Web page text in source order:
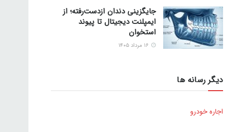
جایگزینی دندان ازدست‌رفته؛ از
ایمپلنت دیجیتال تا پیوند
استخوان
دیگر رسانه ها
اجاره خودرو